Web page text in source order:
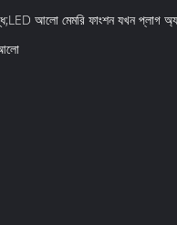
আলো মেমরি ফাংশন যখন প্লাগ